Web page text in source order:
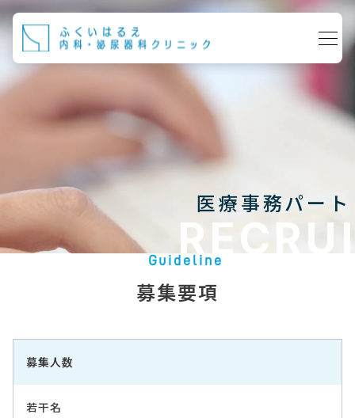
医療事務パート
Guideline
募集要項
募集人数
若干名